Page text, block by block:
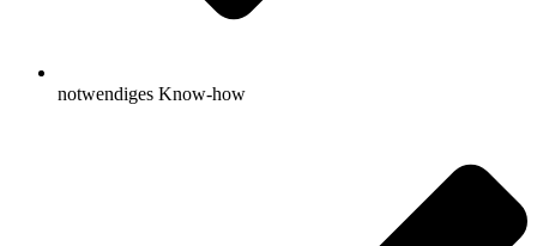
notwendiges Know-how